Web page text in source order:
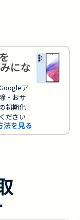
にな
ア
・おサ
初期化
ださい
法を見る